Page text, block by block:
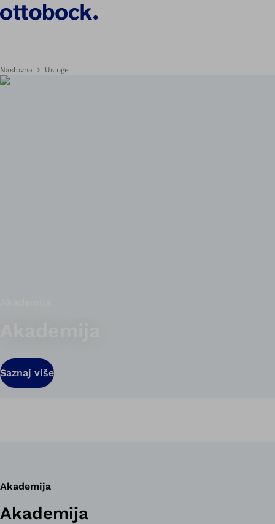
Naslovna Usluge
Saznaj više
Akademija
Akademija